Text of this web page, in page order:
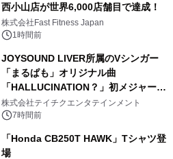
西小山店が世界6,000店舗目で達成！
株式会社Fast Fitness Japan
1時間前
JOYSOUND LIVER所属のVシンガー
「まるぱも」オリジナル曲
「HALLUCINATION？」初メジャー配
信リリース決定！
株式会社テイチクエンタテインメント
7時間前
「Honda CB250T HAWK」Tシャツ登
場